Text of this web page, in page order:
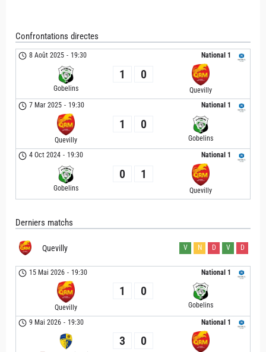
Confrontations directes
National 1
8 Août 2025 - 19:30
Gobelins
1 0
Quevilly
National 1
7 Mar 2025 - 19:30
Quevilly
1 0
Gobelins
National 1
4 Oct 2024 - 19:30
Gobelins
0 1
Quevilly
Derniers matchs
Quevilly V N D V D
National 1
15 Mai 2026 - 19:30
Quevilly
1 0
Gobelins
National 1
9 Mai 2026 - 19:30
3 0